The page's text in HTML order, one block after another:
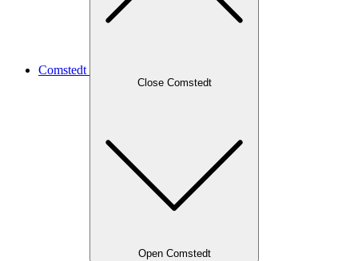
Comstedt
Close Comstedt
Open Comstedt